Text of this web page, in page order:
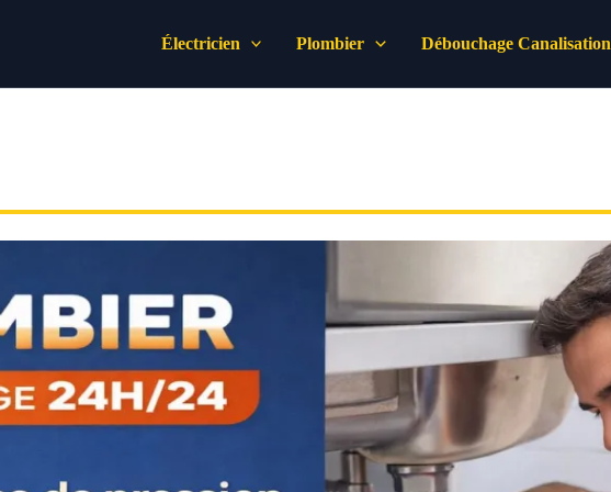
Électricien Plombier Débouchage Canalisation